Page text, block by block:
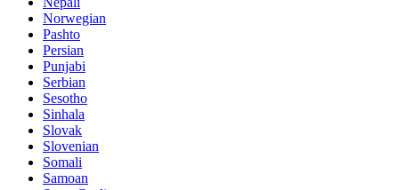
Norwegian
Pashto
Persian
Punjabi
Serbian
Sesotho
Sinhala
Slovak
Slovenian
Somali
Samoan